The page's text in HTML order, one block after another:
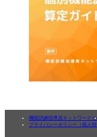
機能訓練指導員ネットワークと
プライバシーポリシー（個人情